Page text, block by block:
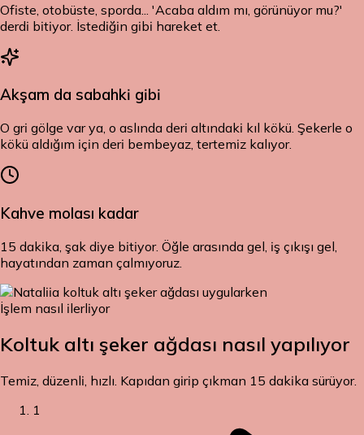
Ofiste, otobüste, sporda... 'Acaba aldım mı, görünüyor mu?'
derdi bitiyor. İstediğin gibi hareket et.
Akşam da sabahki gibi
O gri gölge var ya, o aslında deri altındaki kıl kökü. Şekerle o
kökü aldığım için deri bembeyaz, tertemiz kalıyor.
Kahve molası kadar
15 dakika, şak diye bitiyor. Öğle arasında gel, iş çıkışı gel,
hayatından zaman çalmıyoruz.
İşlem nasıl ilerliyor
Koltuk altı şeker ağdası nasıl yapılıyor
Temiz, düzenli, hızlı. Kapıdan girip çıkman 15 dakika sürüyor.
1